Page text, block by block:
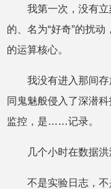
我第一次，没有立
的、名为“好奇”的扰
的运算核心。
我没有进入那间
同鬼魅般侵入了深潜
监控，是……记录。
几个小时在数据
不是实验日志，